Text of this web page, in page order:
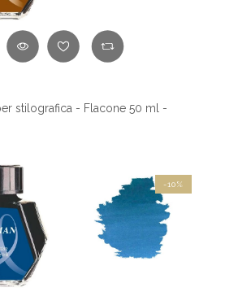
stilografica - Flacone 50 ml -
-10%